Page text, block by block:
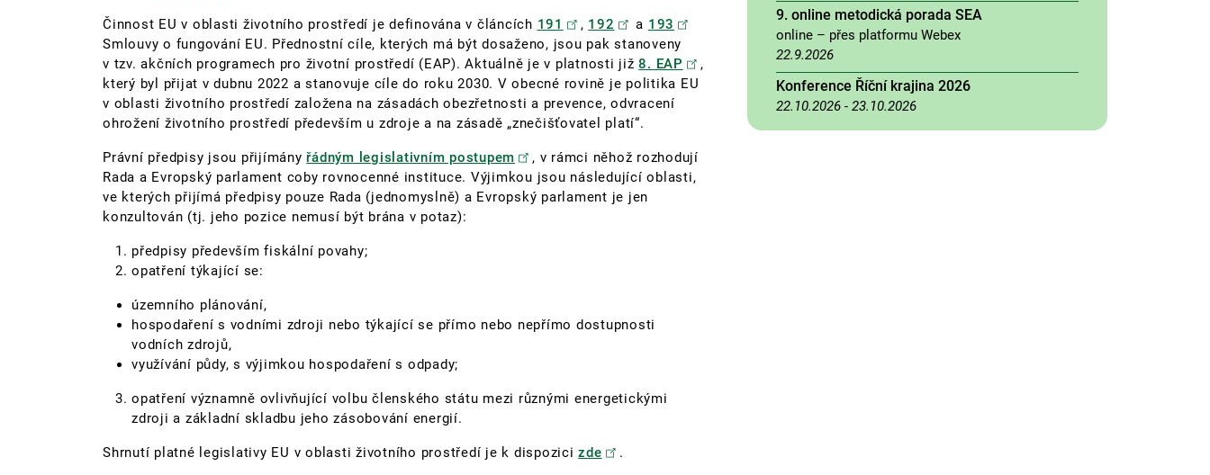
Činnost EU v oblasti životního prostředí je definována v článcích 191 , 192 a 193
Smlouvy o fungování EU. Přednostní cíle, kterých má být dosaženo, jsou pak stanoveny
v tzv. akčních programech pro životní prostředí (EAP). Aktuálně je v platnosti již8. EAP
,
který byl přijat v dubnu 2022 a stanovuje cíle do roku 2030. V obecné rovině je politika EU
v oblasti životního prostředí založena na zásadách obezřetnosti a prevence, odvracení
ohrožení životního prostředí především u zdroje a na zásadě „znečišťovatel platí“.
Právní předpisy jsou přijímányřádným legislativním postupem
, v rámci něhož rozhodují
Rada a Evropský parlament coby rovnocenné instituce. Výjimkou jsou následující oblasti,
ve kterých přijímá předpisy pouze Rada (jednomyslně) a Evropský parlament je jen
konzultován (tj. jeho pozice nemusí být brána v potaz):
předpisy především fiskální povahy;
opatření týkající se:
územního plánování,
hospodaření s vodními zdroji nebo týkající se přímo nebo nepřímo dostupnosti
vodních zdrojů,
využívání půdy, s výjimkou hospodaření s odpady;
opatření významně ovlivňující volbu členského státu mezi různými energetickými
zdroji a základní skladbu jeho zásobování energií.
Shrnutí platné legislativy EU v oblasti životního prostředí je k dispozicizde .
9. online metodická porada SEA
online – přes platformu Webex
22.9.2026
Konference Říční krajina 2026
22.10.2026 - 23.10.2026